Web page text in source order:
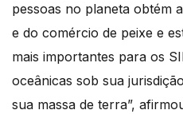
pessoas no planeta obtém
e do comércio de peixe e
mais importantes para os
oceânicas sob sua
sua massa de terra”,